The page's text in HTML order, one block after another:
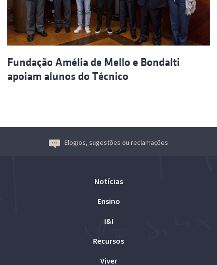
Fundação Amélia de Mello e Bondalti
apoiam alunos do Técnico
Elogios, sugestões ou reclamações
Notícias
Ensino
I&I
Recursos
Viver